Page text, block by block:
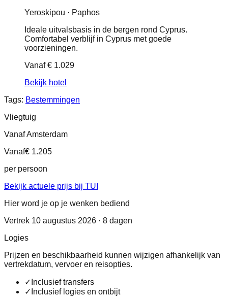
Yeroskipou · Paphos
Ideale uitvalsbasis in de bergen rond Cyprus.
Comfortabel verblijf in Cyprus met goede
voorzieningen.
Vanaf€ 1.029
Bekijk hotel
Tags: Bestemmingen
Vliegtuig
Vanaf Amsterdam
Vanaf€ 1.205
per persoon
Bekijk actuele prijs bij TUI
Hier word je op je wenken bediend
Vertrek 10 augustus 2026 · 8 dagen
Logies
Prijzen en beschikbaarheid kunnen wijzigen afhankelijk van
vertrekdatum, vervoer en reisopties.
✓ Inclusief transfers
✓ Inclusief logies en ontbijt